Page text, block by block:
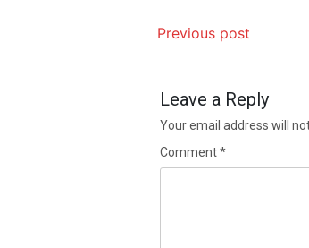
Previous post
Leave a Reply
Your email address will
Comment*